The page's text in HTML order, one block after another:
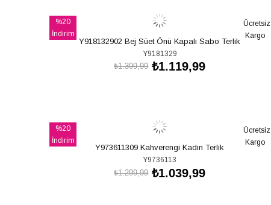
%20
İndirim
%20İndirim
Ücretsiz
Kargo
Y918132902 Bej Süet Önü Kapalı Sabo Terlik
Y9181329
₺1.119,99
₺1.399,99
%20
İndirim
Ücretsiz
Kargo
Y973611309 Kahverengi Kadın Terlik
Y9736113
₺1.039,99
₺1.299,99